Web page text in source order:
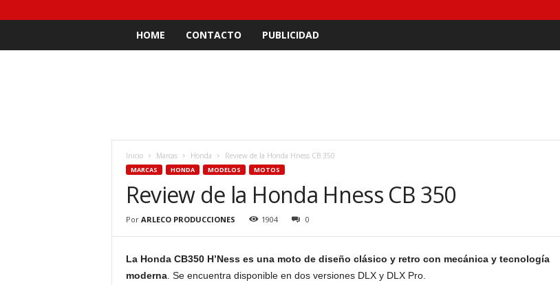
HOME CONTACTO PUBLICIDAD
Inicio Marcas Honda Review de la Honda Hness CB 350
MARCAS HONDA MODELOS MOTOS
Review de la Honda Hness CB 350
Por ARLECO PRODUCCIONES 1904 0
La Honda CB350 H’Ness es una moto de diseño clásico y retro con mecánica y tecnología
moderna. Se encuentra disponible en dos versiones DLX y DLX Pro.